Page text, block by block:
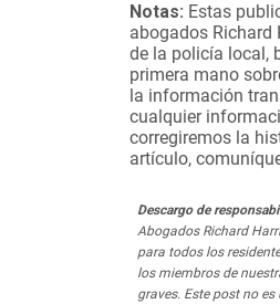
Notas: Estas
abogados Richard
de la policía local,
primera mano
la información
cualquier
corregiremos la
artículo,
Descargo de
Abogados Richard
para todos los
los miembros de
graves. Este post no